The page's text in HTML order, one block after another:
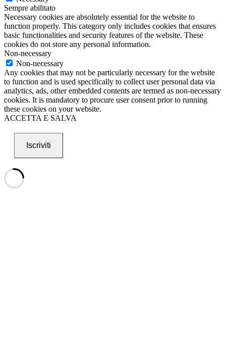
Sempre abilitato
Necessary cookies are absolutely essential for the website to
function properly. This category only includes cookies that ensures
basic functionalities and security features of the website. These
cookies do not store any personal information.
Non-necessary
Non-necessary
Any cookies that may not be particularly necessary for the website
to function and is used specifically to collect user personal data via
analytics, ads, other embedded contents are termed as non-necessary
cookies. It is mandatory to procure user consent prior to running
these cookies on your website.
ACCETTA E SALVA
Iscriviti